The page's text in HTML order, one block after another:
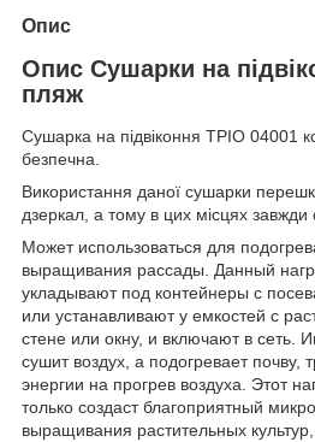
Опис
Опис Сушарки на
пляж
Сушарка на підвіконня ТРІО 04001
безпечна.
Використання даної сушарки
дзеркал, а тому в цих місцях завжди
Может использоваться для
выращивания рассады. Данный
укладывают под контейнеры с
или устанавливают у емкостей с
стене или окну, и включают в сеть.
сушит воздух, а подогревает
энергии на прогрев воздуха. Этот
только создаст благоприятный
выращивания растительных